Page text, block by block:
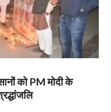
को PM मोदी के